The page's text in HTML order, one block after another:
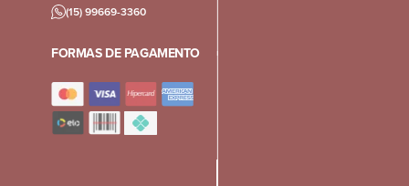
(15) 99669-3360
FORMAS DE PAGAMENTO